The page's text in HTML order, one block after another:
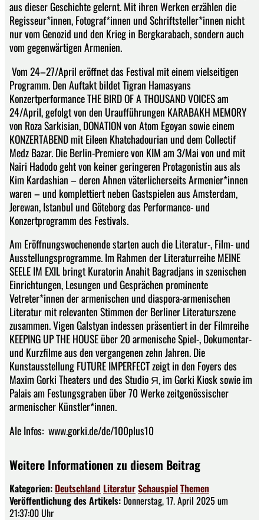
aus dieser Geschichte gelernt. Mit ihren Werken erzählen die
Regisseur*innen, Fotograf*innen und Schriftsteller*innen nicht
nur vom Genozid und den Krieg in Bergkarabach, sondern auch
vom gegenwärtigen Armenien.
Vom 24–27/April eröffnet das Festival mit einem vielseitigen
Programm. Den Auftakt bildet Tigran Hamasyans
Konzertperformance THE BIRD OF A THOUSAND VOICES am
24/April, gefolgt von den Uraufführungen KARABAKH MEMORY
von Roza Sarkisian, DONATION von Atom Egoyan sowie einem
KONZERTABEND mit Eileen Khatchadourian und dem Collectif
Medz Bazar. Die Berlin-Premiere von KIM am 3/Mai von und mit
Nairi Hadodo geht von keiner geringeren Protagonistin aus als
Kim Kardashian – deren Ahnen väterlicherseits Armenier*innen
waren – und komplettiert neben Gastspielen aus Amsterdam,
Jerewan, Istanbul und Göteborg das Performance- und
Konzertprogramm des Festivals.
Am Eröffnungswochenende starten auch die Literatur-, Film- und
Ausstellungsprogramme. Im Rahmen der Literaturreihe MEINE
SEELE IM EXIL bringt Kuratorin Anahit Bagradjans in szenischen
Einrichtungen, Lesungen und Gesprächen prominente
Vetreter*innen der armenischen und diaspora-armenischen
Literatur mit relevanten Stimmen der Berliner Literaturszene
zusammen. Vigen Galstyan indessen präsentiert in der Filmreihe
KEEPING UP THE HOUSE über 20 armenische Spiel-, Dokumentar-
und Kurzfilme aus den vergangenen zehn Jahren. Die
Kunstausstellung FUTURE IMPERFECT zeigt in den Foyers des
Maxim Gorki Theaters und des Studio Я, im Gorki Kiosk sowie im
Palais am Festungsgraben über 70 Werke zeitgenössischer
armenischer Künstler*innen.
Ale Infos: www.gorki.de/de/100plus10
Weitere Informationen zu diesem Beitrag
Kategorien: Deutschland LiteraturSchauspielThemen
Veröffentlichung des Artikels: Donnerstag, 17. April 2025 um
21:37:00 Uhr